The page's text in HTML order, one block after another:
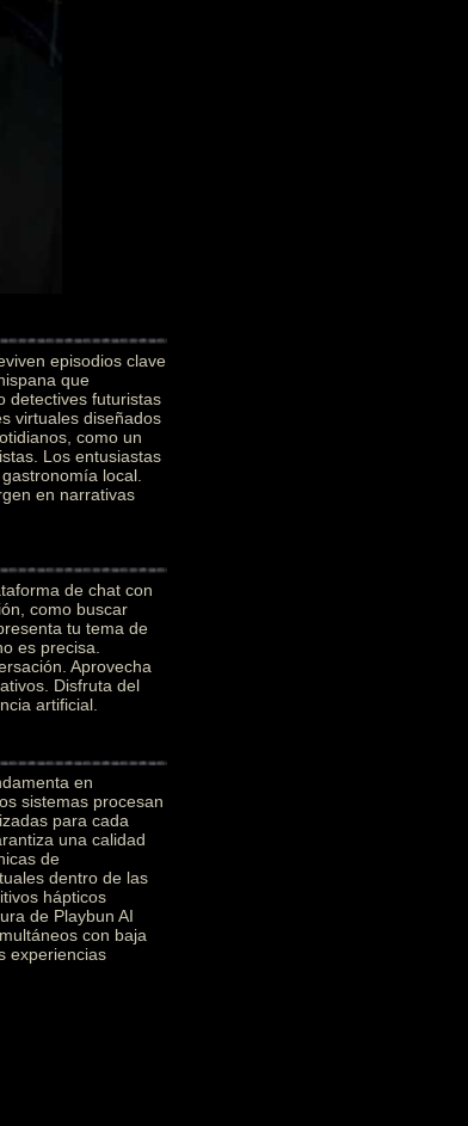
episodios clave
que
detectives futuristas
virtuales diseñados
como un
Los entusiastas
local.
en narrativas
de chat con
como buscar
tu tema de
es precisa.
Aprovecha
Disfruta del
artificial.
en
sistemas procesan
para cada
una calidad
de
dentro de las
hápticos
de Playbun AI
con baja
experiencias